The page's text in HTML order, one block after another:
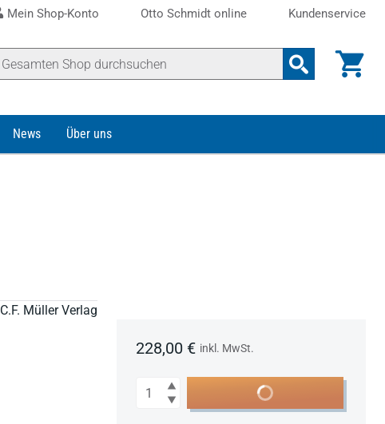
Mein Shop-Konto Otto Schmidt online Kundenservice
News Über uns
C.F. Müller Verlag
228,00 € inkl. MwSt.
Anzahl In den Warenkorb